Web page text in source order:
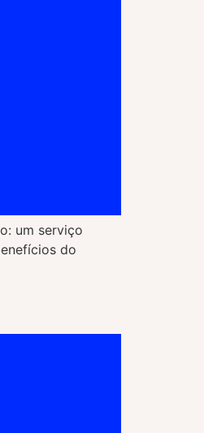
um serviço
do